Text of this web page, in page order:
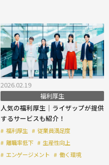
2026.02.19
福利厚生
人気の福利厚生｜ライザップが提供
するサービスも紹介！
# 福利厚生 # 従業員満足度
# 離職率低下 # 生産性向上
# エンゲージメント # 働く環境